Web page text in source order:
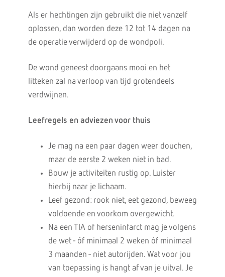
Als er hechtingen zijn gebruikt die niet vanzelf
oplossen, dan worden deze 12 tot 14 dagen na
de operatie verwijderd op de wondpoli.
De wond geneest doorgaans mooi en het
litteken zal na verloop van tijd grotendeels
verdwijnen.
Leefregels en adviezen voor thuis
Je mag na een paar dagen weer douchen,
maar de eerste 2 weken niet in bad.
Bouw je activiteiten rustig op. Luister
hierbij naar je lichaam.
Leef gezond: rook niet, eet gezond, beweeg
voldoende en voorkom overgewicht.
Na een TIA of herseninfarct mag je volgens
de wet - óf minimaal 2 weken óf minimaal
3 maanden - niet autorijden. Wat voor jou
van toepassing is hangt af van je uitval. Je